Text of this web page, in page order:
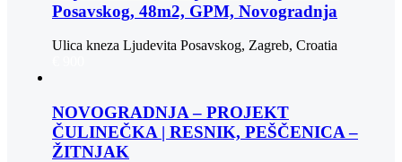
Posavskog, 48m2, GPM, Novogradnja
Ulica kneza Ljudevita Posavskog, Zagreb, Croatia
NOVOGRADNJA – PROJEKT
ČULINEČKA | RESNIK, PEŠČENICA –
ŽITNJAK